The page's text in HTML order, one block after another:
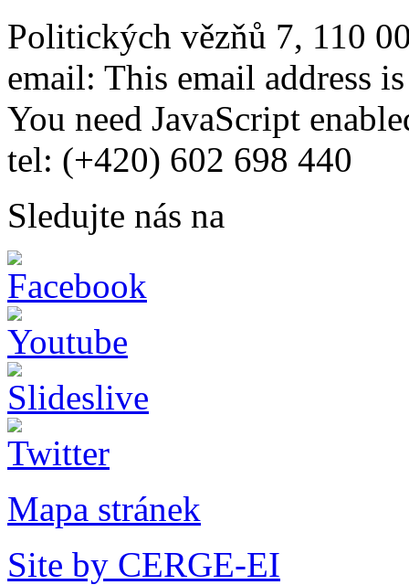
Politických vězňů 7, 110
email: This email address
You need JavaScript
tel: (+420) 602 698 440
Sledujte nás na
Mapa stránek
Site by CERGE-EI